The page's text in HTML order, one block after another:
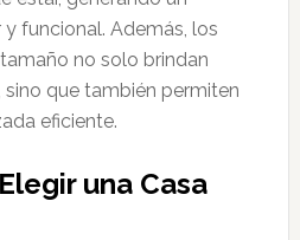
funcional. Además, los
no solo brindan
que también permiten
eficiente.
una Casa